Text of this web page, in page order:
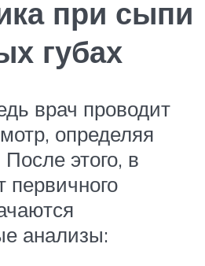
при сыпи
губах
врач проводит
определяя
этого, в
первичного
анализы: